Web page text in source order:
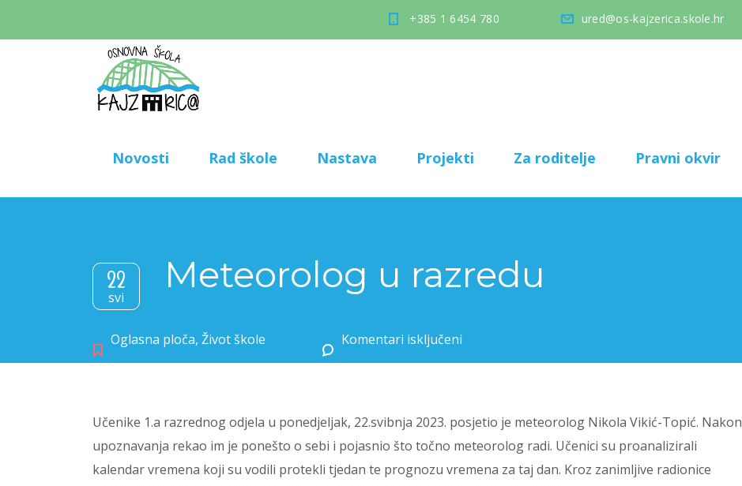
+385 1 6454 780 ured@os-kajzerica.skole.hr
Novosti Rad škole Nastava Projekti Za roditelje Pravni okvir
22
svi
Meteorolog u razredu
Oglasna ploča, Život škole Komentari isključeni
Učenike 1.a razrednog odjela u ponedjeljak, 22.svibnja 2023. posjetio je meteorolog Nikola Vikić-Topić. Nakon
upoznavanja rekao im je ponešto o sebi i pojasnio što točno meteorolog radi. Učenici su proanalizirali
kalendar vremena koji su vodili protekli tjedan te prognozu vremena za taj dan. Kroz zanimljive radionice